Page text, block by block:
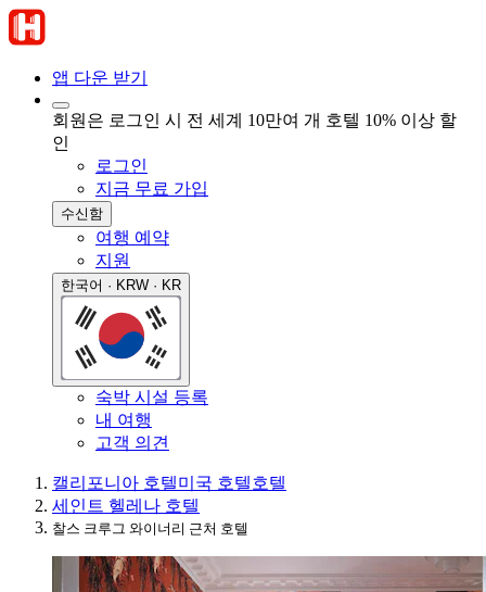
앱 다운 받기
회원은 로그인 시 전 세계 10만여 개 호텔 10% 이상 할
인
로그인
지금 무료 가입
수신함
여행 예약
지원
한국어 · KRW · KR
숙박 시설 등록
내 여행
고객 의견
캘리포니아 호텔미국 호텔호텔
세인트 헬레나 호텔
찰스 크루그 와이너리 근처 호텔